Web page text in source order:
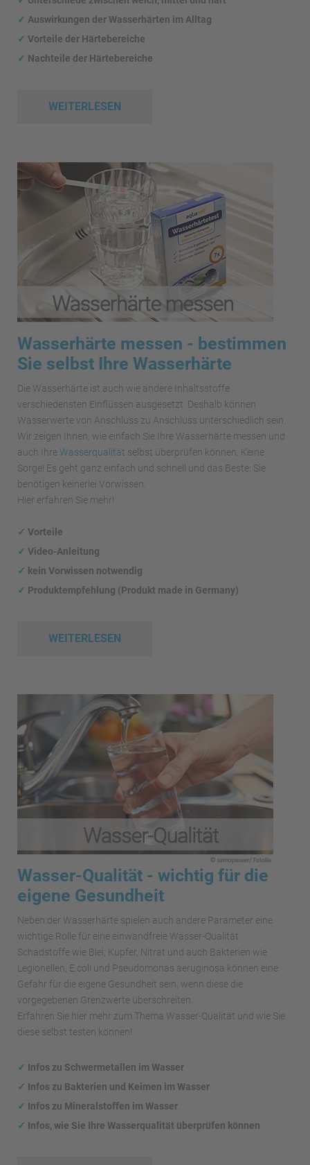
✓ Auswirkungen der Wasserhärten im Alltag
✓ Vorteile der Härtebereiche
✓ Nachteile der Härtebereiche
WEITERLESEN
Wasserhärte messen - bestimmen
Sie selbst Ihre Wasserhärte
Die Wasserhärte ist auch wie andere Inhaltsstoffe
verschiedensten Einflüssen ausgesetzt. Deshalb können
Wasserwerte von Anschluss zu Anschluss unterschiedlich sein.
Wir zeigen Ihnen, wie einfach Sie Ihre Wasserhärte messen und
auch IhreWasserqualität selbst überprüfen können. Keine
Sorge! Es geht ganz einfach und schnell und das Beste: Sie
benötigen keinerlei Vorwissen.
Hier erfahren Sie mehr!
✓ Vorteile
✓ Video-Anleitung
✓ kein Vorwissen notwendig
✓ Produktempfehlung (Produkt made in Germany)
WEITERLESEN
Wasser-Qualität - wichtig für die
eigene Gesundheit
Neben der Wasserhärte spielen auch andere Parameter eine
wichtige Rolle für eine einwandfreie Wasser-Qualität.
Schadstoffe wie Blei, Kupfer, Nitrat und auch Bakterien wie
Legionellen, E.coli und Pseudomonas aeruginosa können eine
Gefahr für die eigene Gesundheit sein, wenn diese die
vorgegebenen Grenzwerte überschreiten.
Erfahren Sie hier mehr zum Thema Wasser-Qualität und wie Sie
diese selbst testen können!
✓ Infos zu Schwermetallen im Wasser
✓ Infos zu Bakterien und Keimen im Wasser
✓ Infos zu Mineralstoffen im Wasser
✓ Infos, wie Sie Ihre Wasserqualität überprüfen können